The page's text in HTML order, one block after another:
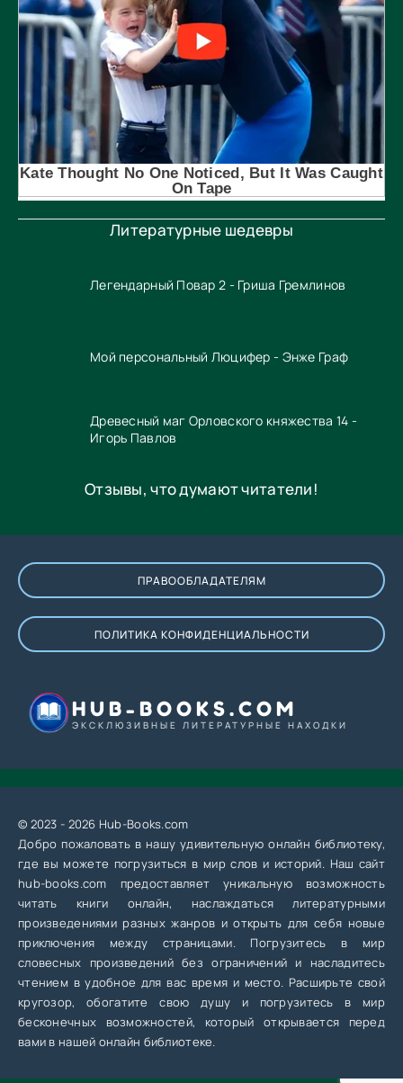
Литературные шедевры
Легендарный Повар 2 - Гриша Гремлинов
Мой персональный Люцифер - Энже Граф
Древесный маг Орловского княжества 14 -
Игорь Павлов
Отзывы, что думают читатели!
ПРАВООБЛАДАТЕЛЯМ
ПОЛИТИКА КОНФИДЕНЦИАЛЬНОСТИ
HUB-BOOKS.COM
ЭКСКЛЮЗИВНЫЕ ЛИТЕРАТУРНЫЕ НАХОДКИ
© 2023 - 2026 Hub-Books.com
Добро пожаловать в нашу удивительную онлайн библиотеку,
где вы можете погрузиться в мир слов и историй. Наш сайт
hub-books.com предоставляет уникальную возможность
читать книги онлайн, наслаждаться литературными
произведениями разных жанров и открыть для себя новые
приключения между страницами. Погрузитесь в мир
словесных произведений без ограничений и насладитесь
чтением в удобное для вас время и место. Расширьте свой
кругозор, обогатите свою душу и погрузитесь в мир
бесконечных возможностей, который открывается перед
вами в нашей онлайн библиотеке.